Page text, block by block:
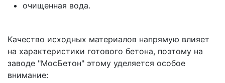
очищенная вода.
Качество исходных материалов напрямую влияет
на характеристики готового бетона, поэтому на
заводе "МосБетон" этому уделяется особое
внимание: